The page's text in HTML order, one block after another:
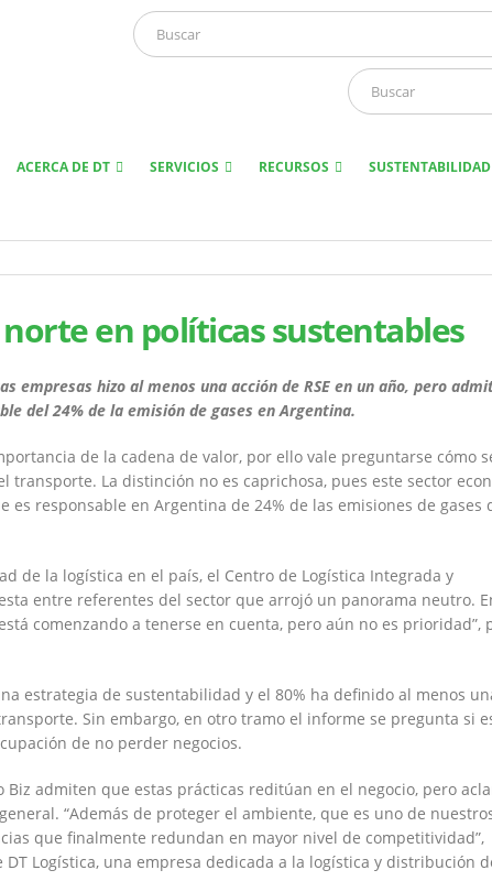
ACERCA DE DT SERVICIOS RECURSOS SUSTENTABILIDAD
en políticas sustentables
empresas hizo al menos una acción de RSE en un año, pero
del 24% de la emisión de gases en Argentina.
de la cadena de valor, por ello vale preguntarse cómo
transporte. La distinción no es caprichosa, pues este sector
es responsable en Argentina de 24% de las emisiones de gases
de la logística en el país, el Centro de Logística Integrada y
entre referentes del sector que arrojó un panorama neutro.
comenzando a tenerse en cuenta, pero aún no es prioridad”,
estrategia de sustentabilidad y el 80% ha definido al menos
Sin embargo, en otro tramo el informe se pregunta si
de no perder negocios.
admiten que estas prácticas reditúan en el negocio, pero
“Además de proteger el ambiente, que es uno de
que finalmente redundan en mayor nivel de competitividad”,
Logística, una empresa dedicada a la logística y distribución